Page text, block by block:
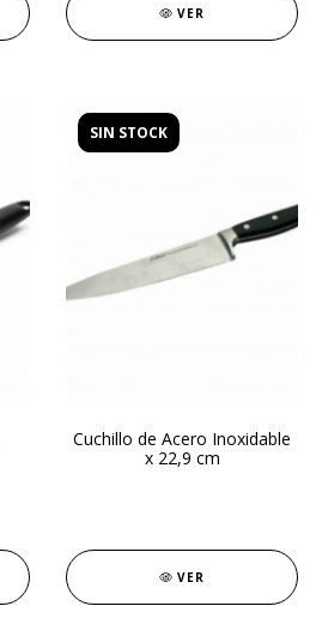
VER
SIN STOCK
Cuchillo de Acero Inoxidable
x 22,9 cm
VER